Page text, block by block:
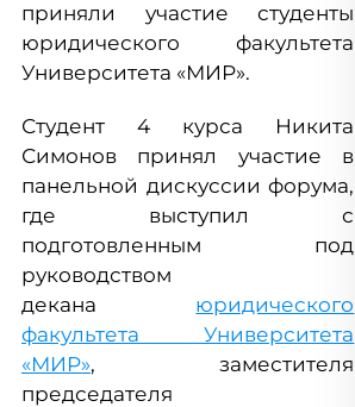
приняли участие студенты
юридического факультета
Университета «МИР».
Студент 4 курса Никита
Симонов принял участие в
панельной дискуссии форума,
где выступил с
подготовленным под
руководством
декана юридического
факультета Университета
«МИР», заместителя
председателя